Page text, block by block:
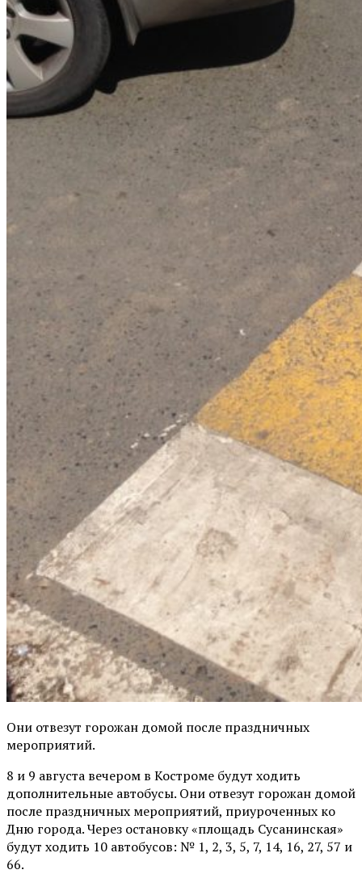
Они отвезут горожан домой после праздничных
мероприятий.
8 и 9 августа вечером в Костроме будут ходить
дополнительные автобусы. Они отвезут горожан домой
после праздничных мероприятий, приуроченных ко
Дню города. Через остановку «площадь Сусанинская»
будут ходить 10 автобусов: № 1, 2, 3, 5, 7, 14, 16, 27, 57 и
66.